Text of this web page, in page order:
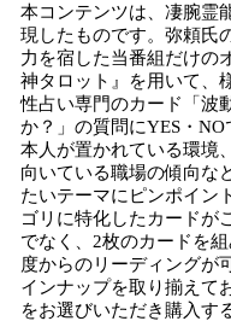
本コンテンツは、凄腕霊
現したものです。弥頼氏
力を宿した当番組だけの
神タロット』を用いて、
性占い専門のカード「波
か？」の質問にYES・
本人が置かれている環境
向いている職場の傾向な
たいテーマにピンポイン
ゴリに特化したカードが
でなく、2枚のカードを
度からのリーディングが
インナップを取り揃えて
をお選びいただき購入す